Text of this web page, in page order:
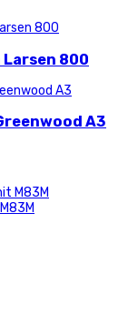
Larsen 800
A3